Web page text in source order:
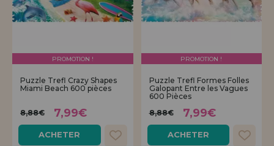
PROMOTION !
Puzzle Trefl Crazy Shapes
Miami Beach 600 pièces
8,88€ 7,99€
ACHETER
PROMOTION !
Puzzle Trefl Formes Folles
Galopant Entre les Vagues
600 Pièces
8,88€
7,99€
ACHETER